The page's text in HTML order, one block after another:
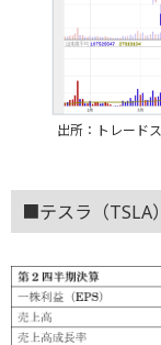
出所：トレード
■テスラ（TSLA